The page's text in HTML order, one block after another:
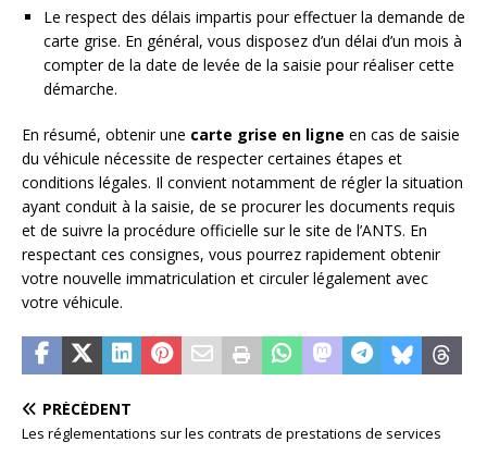
Le respect des délais impartis pour effectuer la demande de
carte grise. En général, vous disposez d’un délai d’un mois à
compter de la date de levée de la saisie pour réaliser cette
démarche.
En résumé, obtenir une carte grise en ligne en cas de saisie
du véhicule nécessite de respecter certaines étapes et
conditions légales. Il convient notamment de régler la situation
ayant conduit à la saisie, de se procurer les documents requis
et de suivre la procédure officielle sur le site de l’ANTS. En
respectant ces consignes, vous pourrez rapidement obtenir
votre nouvelle immatriculation et circuler légalement avec
votre véhicule.
PRÉCÉDENT
Les réglementations sur les contrats de prestations de services